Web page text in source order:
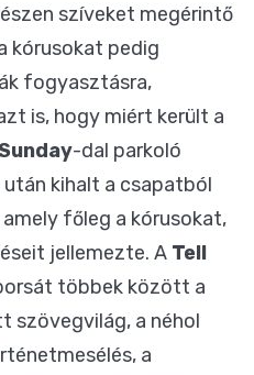
szíveket megérintő
kórusokat pedig
fogyasztásra,
is, hogy miért került a
-dal parkoló
kihalt a csapatból
főleg a kórusokat,
jellemezte. A Tell
többek között a
szövegvilág, a néhol
a